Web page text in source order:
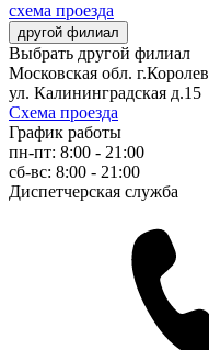
схема проезда
другой филиал
Выбрать другой филиал
Московская обл. г.Королев
ул. Калининградская д.15
Схема проезда
График работы
пн-пт: 8:00 - 21:00
сб-вс: 8:00 - 21:00
Диспетчерская служба